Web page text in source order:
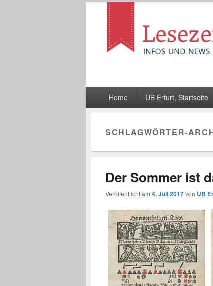
Lesezeichen
Infos und News der UB Erfurt
Home UB Erfurt, Startseite
SCHLAGWÖRTER-
Der Sommer ist
Veröffentlicht am 4. Juli 2017von UB